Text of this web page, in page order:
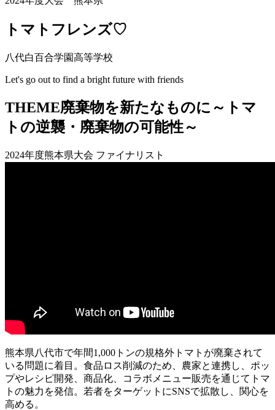
トマトフレンズ♡
八代白百合学園高等学校
Let's go out to find a bright future with friends
THEME廃棄物を新たなものに～トマ
トの逆襲・廃棄物の可能性～
2024年度熊本県大会 ファイナリスト
熊本県八代市で年間1,000トンの規格外トマトが廃棄されて
いる問題に着目。食品ロス削減のため、農家と連携し、ポッ
プやレシピ開発、商品化、コラボメニュー販売を通じてトマ
トの魅力を発信。若者をターゲットにSNSで拡散し、関心を
高める。